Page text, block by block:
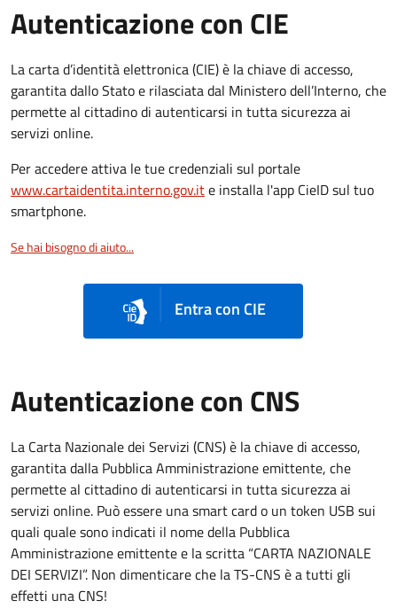
Autenticazione con CIE
La carta d’identità elettronica (CIE) è la chiave di accesso,
garantita dallo Stato e rilasciata dal Ministero dell’Interno, che
permette al cittadino di autenticarsi in tutta sicurezza ai
servizi online.
Per accedere attiva le tue credenziali sul portale
www.cartaidentita.interno.gov.ite installa l'app CieID sul tuo
smartphone.
Se hai bisogno di aiuto...
Entra con CIE
Autenticazione con CNS
La Carta Nazionale dei Servizi (CNS) è la chiave di accesso,
garantita dalla Pubblica Amministrazione emittente, che
permette al cittadino di autenticarsi in tutta sicurezza ai
servizi online. Può essere una smart card o un token USB sui
quali quale sono indicati il nome della Pubblica
Amministrazione emittente e la scritta “CARTA NAZIONALE
DEI SERVIZI”. Non dimenticare che la TS-CNS è a tutti gli
effetti una CNS!